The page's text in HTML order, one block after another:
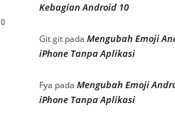
0
Kebagian Android 10
Git git pada Mengubah Emoji
iPhone Tanpa Aplikasi
Fya pada Mengubah Emoji
iPhone Tanpa Aplikasi